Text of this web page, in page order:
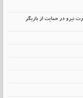
نیرو در حمایت از بازیگر